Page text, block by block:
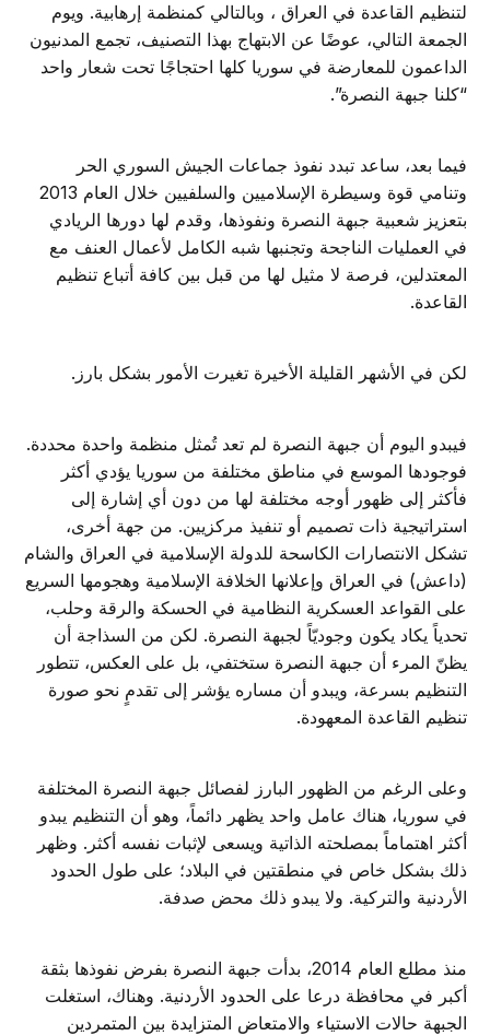
لتنظيم القاعدة في العراق ، وبالتالي كمنظمة إرهابية. ويوم
الجمعة التالي، عوضًا عن الابتهاج بهذا التصنيف، تجمع المدنيون
الداعمون للمعارضة في سوريا كلها احتجاجًا تحت شعار واحد
“كلنا جبهة النصرة”.
فيما بعد، ساعد تبدد نفوذ جماعات الجيش السوري الحر
وتنامي قوة وسيطرة الإسلاميين والسلفيين خلال العام 2013
بتعزيز شعبية جبهة النصرة ونفوذها، وقدم لها دورها الريادي
في العمليات الناجحة وتجنبها شبه الكامل لأعمال العنف مع
المعتدلين، فرصة لا مثيل لها من قبل بين كافة أتباع تنظيم
القاعدة.
لكن في الأشهر القليلة الأخيرة تغيرت الأمور بشكل بارز.
فيبدو اليوم أن جبهة النصرة لم تعد تُمثل منظمة واحدة محددة.
فوجودها الموسع في مناطق مختلفة من سوريا يؤدي أكثر
فأكثر إلى ظهور أوجه مختلفة لها من دون أي إشارة إلى
استراتيجية ذات تصميم أو تنفيذ مركزيين. من جهة أخرى،
تشكل الانتصارات الكاسحة للدولة الإسلامية في العراق والشام
(داعش) في العراق وإعلانها الخلافة الإسلامية وهجومها السريع
على القواعد العسكرية النظامية في الحسكة والرقة وحلب،
تحدياً يكاد يكون وجوديّاً لجبهة النصرة. لكن من السذاجة أن
يظنّ المرء أن جبهة النصرة ستختفي، بل على العكس، تتطور
التنظيم بسرعة، ويبدو أن مساره يؤشر إلى تقدمٍ نحو صورة
تنظيم القاعدة المعهودة.
وعلى الرغم من الظهور البارز لفصائل جبهة النصرة المختلفة
في سوريا، هناك عامل واحد يظهر دائماً، وهو أن التنظيم يبدو
أكثر اهتماماً بمصلحته الذاتية ويسعى لإثبات نفسه أكثر. وظهر
ذلك بشكل خاص في منطقتين في البلاد؛ على طول الحدود
الأردنية والتركية. ولا يبدو ذلك محض صدفة.
منذ مطلع العام 2014، بدأت جبهة النصرة بفرض نفوذها بثقة
أكبر في محافظة درعا على الحدود الأردنية. وهناك، استغلت
الجبهة حالات الاستياء والامتعاض المتزايدة بين المتمردين